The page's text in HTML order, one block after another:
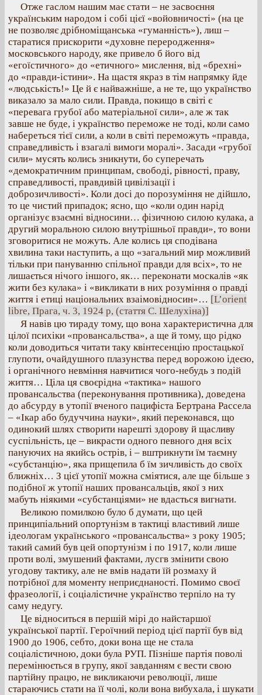
Отже гаслом нашим має стати – не засвоєння
українським народом і собі цієї «войовничості» (на це
не позволяє дрібноміщанська «гуманність»), лиш –
старатися прискорити «духовне переродження»
московського народу, яке привело б його від
«егоїстичного» до «етичного» мислення, від «брехні»
до «правди-істини». На щастя якраз в тім напрямку йде
«людськість!» Це й є найважніше, а не те, що українство
виказало за мало сили. Правда, покищо в світі є
«перевага грубої або матеріальної сили», але ж так
завше не буде, і українство переможе не тоді, коли само
набереться тієї сили, а коли в світі переможуть «правда,
справедливість і взагалі вимоги моралі». Засади «грубої
сили» мусять колись зникнути, бо суперечать
«демократичним принципам, свободі, рівності, праву,
справедливості, правдивій цивілізації і
доброзичливості». Коли досі до порозуміння не дійшло,
то це чистий припадок; ясно, що «коли один нарід
організує взаємні відносини… фізичною силою кулака, а
другий моральною силою внутрішньої правди», то вони
зговоритися не можуть. Але колись ця сподівана
хвилина таки наступить, а що «загальний мир можливий
тільки при пануванню спільної правди для всіх», то не
лишається нічого іншого, як… переконати москалів «як
жити без кулака» і «викликати в них розуміння о правді
життя і етиці національних взаімовідносин»… [L’orient
libre, Прага, ч. 3, 1924 р, (стаття С. Шелухіна)]
Я навів цю тираду тому, що вона характеристична для
цілої психіки «провансальства», а ще й тому, що рідко
коли доводиться читати таку квінтесенцію простацької
глупоти, очайдушного плазунства перед ворожою ідеєю,
і органічного невміння навчитися чого-небудь з подій
життя… Ціла ця своєрідна «тактика» нашого
провансальства (переконування противника), доведена
до абсурду в утопії вченого пацифіста Бертрана Рассела
– «Ікар або будуччина науки», який переконався, що
одинокий шлях створити нарешті здорову й щасливу
суспільність, це – викрасти одного певного дня всіх
пануючих на якийсь острів, і – вштрикнути їм таємну
«субстанцію», яка прищепила б їм зичливість до своїх
ближніх… З цієї утопії можна сміятися, але ще більше з
подібної ж утопії наших провансальців, якої з них
мабуть ніякими «субстанціями» не вдасться вигнати.
Великою помилкою було б думати, що цей
принципіальний опортунізм в тактиці властивий лише
ідеологам українського «провансальства» з року 1905;
такий самий був цей опортунізм і по 1917, коли лише
проти волі, змушений фактами, лусгв змінити свою
угодову тактику, але не вмів надати їй розмаху й
потрібної для моменту неприєднаності. Помимо своєї
фразеології, і соціалістичне українство терпіло на ту
саму недугу.
Це відноситься в першій мірі до найстаршої
української партії. Героїчний період цієї партії був від
1900 до 1906, себто, доки вона ще не стала
соціалістичною, доки була РУП. Пізніше партія поволі
перемінюється в групу, якої завданням є вести свою
партійну працю, не викликаючи революції, лише
стараючись стати на її чолі, коли вона вибухала, і шукати